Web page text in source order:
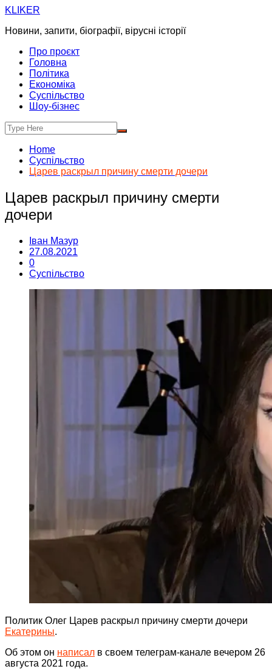
Skip
content
KLIKER
Новини, запити, біографії, вірусні історії
Про проєкт
Головна
Політика
Економіка
Суспільство
Шоу-бізнес
Home
Суспільство
Царев раскрыл причину смерти дочери
Царев раскрыл причину смерти
дочери
Іван Мазур
27.08.2021
0
Суспільство
Политик Олег Царев раскрыл причину смерти дочери
Екатерины.
Об этом он написал в своем телеграм-канале вечером 26
августа 2021 года.